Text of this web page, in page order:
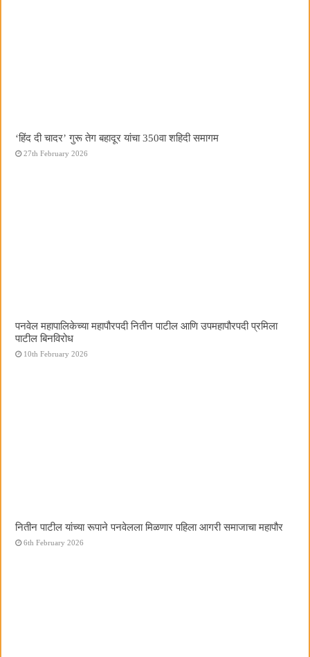
‘हिंद दी चादर’ गुरू तेग बहादूर यांचा 350वा शहिदी समागम
27th February 2026
पनवेल महापालिकेच्या महापौरपदी नितीन पाटील आणि उपमहापौरपदी प्रमिला
पाटील बिनविरोध
10th February 2026
नितीन पाटील यांच्या रूपाने पनवेलला मिळणार पहिला आगरी समाजाचा महापौर
6th February 2026